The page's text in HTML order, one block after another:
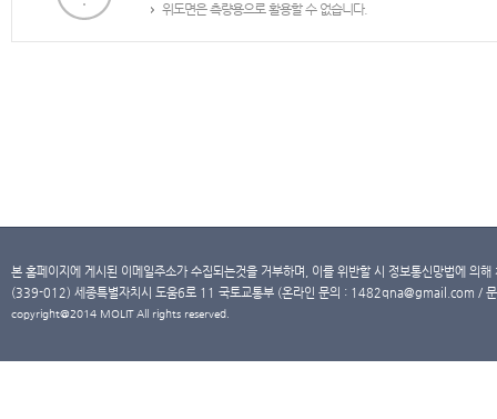
위도면은 측량용으로 활용할 수 없습니다.
본 홈페이지에 게시된 이메일주소가 수집되는것을 거부하며, 이를 위반할 시 정보통신망법에 의
(339-012) 세종특별자치시 도움6로 11 국토교통부 (온라인 문의 : 1482qna@gmail.com /
copyright@2014 MOLIT All rights reserved.